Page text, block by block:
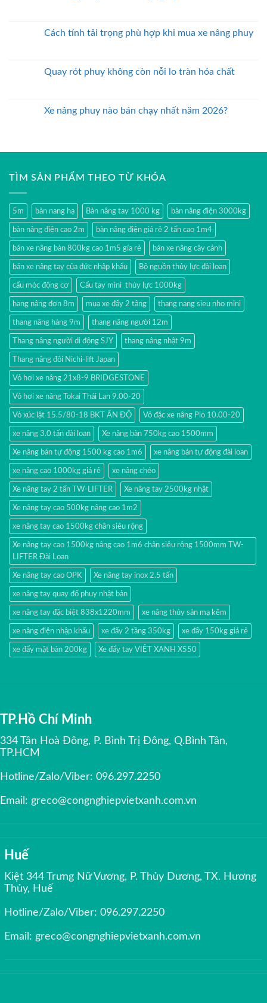
Cách tính tải trọng phù hợp khi mua xe nâng phuy
Quay rót phuy không còn nỗi lo tràn hóa chất
Xe nâng phuy nào bán chạy nhất năm 2026?
TÌM SẢN PHẨM THEO TỪ KHÓA
5m bàn nang hạ Bàn nâng tay 1000 kg bàn nâng điện 3000kg
bàn nâng điện cao 2m bàn nâng điện giá rẻ 2 tấn cao 1m4
bán xe nâng bàn 800kg cao 1m5 gía rẻ bán xe nâng cây cảnh
bán xe nâng tay của đức nhập khẩu Bộ nguồn thủy lực đài loan
cẩu móc động cơ Cẩu tay mini thủy lực 1000kg
hang nâng đơn 8m mua xe đẩy 2 tầng thang nang sieu nho mini
thang nâng hàng 9m thang nâng người 12m
Thang nâng người di động SJY thang nâng nhật 9m
Thang nâng đôi Nichi-lift Japan
Vỏ hơi xe nâng 21x8-9 BRIDGESTONE
Vỏ hơi xe nâng Tokai Thái Lan 9.00-20
Vỏ xúc lật 15.5/80-18 BKT ẤN ĐỘ Vỏ đặc xe nâng Pio 10.00-20
xe nâng 3.0 tấn đài loan Xe nâng bàn 750kg cao 1500mm
Xe nâng bán tự động 1500 kg cao 1m6 xe nâng bán tự động đài loan
xe nâng cao 1000kg giá rẻ xe nâng chéo
Xe nâng tay 2 tấn TW-LIFTER Xe nâng tay 2500kg nhật
Xe nâng tay cao 500kg nâng cao 1m2
xe nâng tay cao 1500kg chân siêu rộng
Xe nâng tay cao 1500kg nâng cao 1m6 chân siêu rộng 1500mm TW-
LIFTER Đài Loan
Xe nâng tay cao OPK Xe nâng tay inox 2.5 tấn
xe nâng tay quay đổ phuy nhật bản
xe nâng tay đặc biệt 838x1220mm xe nâng thủy sản mạ kẽm
xe nâng điện nhập khấu xe đẩy 2 tầng 350kg xe đẩy 150kg giá rẻ
xe đẩy mặt bàn 200kg Xe đẩy tay VIỆT XANH X550
TP.Hồ Chí Minh
334 Tân Hoà Đông, P. Bình Trị Đông, Q.Bình Tân,
TP.HCM
Hotline/Zalo/Viber: 096.297.2250
Email: greco@congnghiepvietxanh.com.vn
Huế
Kiệt 344 Trưng Nữ Vương, P. Thủy Dương, TX. Hương
Thủy, Huế
Hotline/Zalo/Viber:096.297.2250
Email: greco@congnghiepvietxanh.com.vn